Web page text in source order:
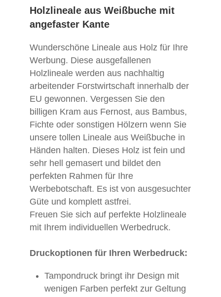
Holzlineale aus Weißbuche mit
angefaster Kante
Wunderschöne Lineale aus Holz für Ihre
Werbung. Diese ausgefallenen
Holzlineale werden aus nachhaltig
arbeitender Forstwirtschaft innerhalb der
EU gewonnen. Vergessen Sie den
billigen Kram aus Fernost, aus Bambus,
Fichte oder sonstigen Hölzern wenn Sie
unsere tollen Lineale aus Weißbuche in
Händen halten. Dieses Holz ist fein und
sehr hell gemasert und bildet den
perfekten Rahmen für Ihre
Werbebotschaft. Es ist von ausgesuchter
Güte und komplett astfrei.
Freuen Sie sich auf perfekte Holzlineale
mit Ihrem individuellen Werbedruck.
Druckoptionen für Ihren Werbedruck:
Tampondruck bringt ihr Design mit
wenigen Farben perfekt zur Geltung